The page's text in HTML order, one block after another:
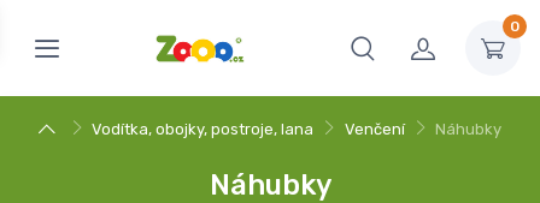
0
Vodítka, obojky, postroje, lana Venčení Náhubky
Náhubky